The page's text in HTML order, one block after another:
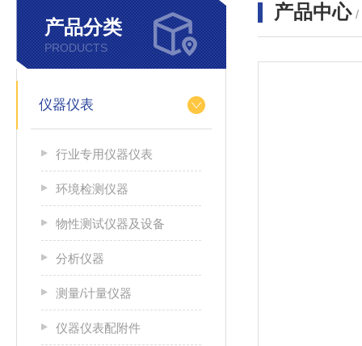
产品分类
PRODUCTS
仪器仪表
行业专用仪器仪表
环境检测仪器
物性测试仪器及设备
分析仪器
测量/计量仪器
仪器仪表配附件
产品中心 /